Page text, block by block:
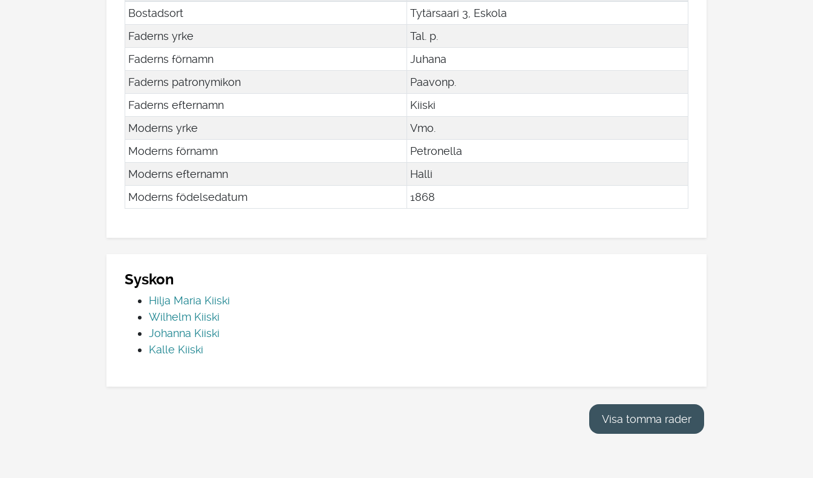
Bostadsort
Tytärsaari 3, Eskola
Faderns yrke
Tal. p.
Faderns förnamn
Juhana
Faderns patronymikon
Paavonp.
Faderns efternamn
Kiiski
Moderns yrke
Vmo.
Moderns förnamn
Petronella
Moderns efternamn
Halli
Moderns födelsedatum
1868
Syskon
Hilja Maria Kiiski
Wilhelm Kiiski
Johanna Kiiski
Kalle Kiiski
Visa tomma rader